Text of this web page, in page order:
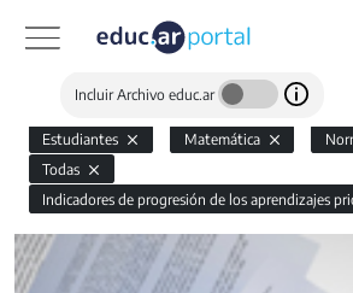
Incluir Archivo educ.ar
Estudiantes Matemática
Todas
Indicadores de progresión de los aprendizajes